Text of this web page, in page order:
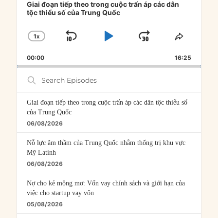
Player
Giai đoạn tiếp theo trong cuộc trấn áp các dân
tộc thiểu số của Trung Quốc
CHANGE
RATE
1X
SKIP
PLAYJUMP
FORWARD
SHARE
00:00 16:25
Search
Episodes
Giai đoạn tiếp theo trong cuộc trấn áp các dân tộc thiểu số
của Trung Quốc
06/08/2026
Nỗ lực âm thầm của Trung Quốc nhằm thống trị khu vực
Mỹ Latinh
06/08/2026
Nợ cho kẻ mộng mơ: Vốn vay chính sách và giới hạn của
việc cho startup vay vốn
05/08/2026